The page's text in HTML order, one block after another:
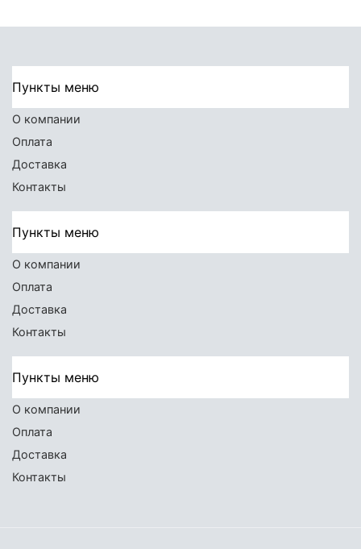
Пункты меню
О компании
Оплата
Доставка
Контакты
Пункты меню
О компании
Оплата
Доставка
Контакты
Пункты меню
О компании
Оплата
Доставка
Контакты